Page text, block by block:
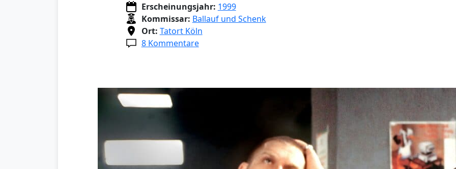
Erscheinungsjahr: 1999
Kommissar: Ballauf und Schenk
Ort: Tatort Köln
8 Kommentare